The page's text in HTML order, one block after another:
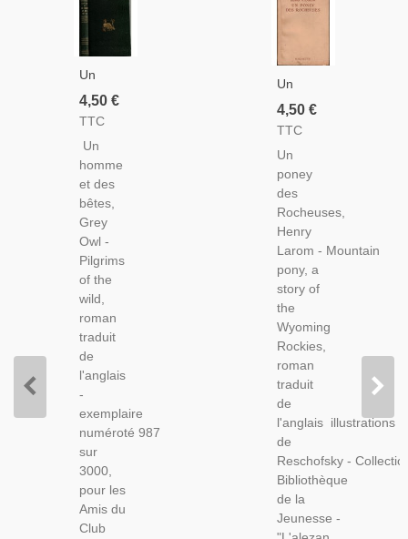
Un
Homme
Et Des
Grey
Owl, -,
Grand-
Nord
Canadien,
Indiens,
Castors,
Trappeurs,
4,50 €
TTC
Un
homme
et des
bêtes,
Grey
Owl -
Pilgrims
of the
wild,
roman
traduit
de
l'anglais
-
exemplaire
numéroté 987
sur
3000,
pour les
Amis du
Club
Un
Poney
Des
Henry
Larom,
1952 -
Far
West,
Cow-
Boys,
Western,
Aventures
Jeunesse,
4,50 €
TTC
Un
poney
des
Rocheuses,
Henry
Larom - Mountain
pony, a
story of
the
Wyoming
Rockies,
roman
traduit
de
l'anglais illustrations
de
Reschofsky -
Bibliothèque
de la
Jeunesse -